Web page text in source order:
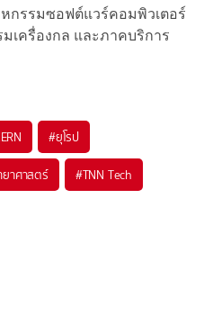
กรรมซอฟต์แวร์คอมพิวเตอร์
เครื่องกล และภาคบริการ
#ยุโรป
าศาสตร์ #TNN Tech